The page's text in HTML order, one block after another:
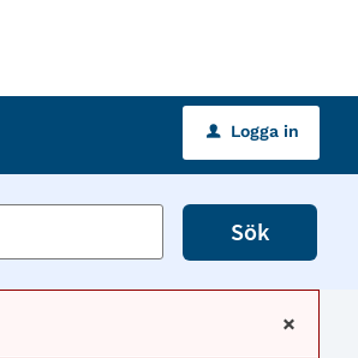
u Logga in
Sök
x